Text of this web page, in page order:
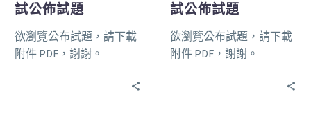
試公佈試題
欲瀏覽公布試題，請下載
附件 PDF，謝謝。
試公佈試題
欲瀏覽公布試題，請下載
附件 PDF，謝謝。